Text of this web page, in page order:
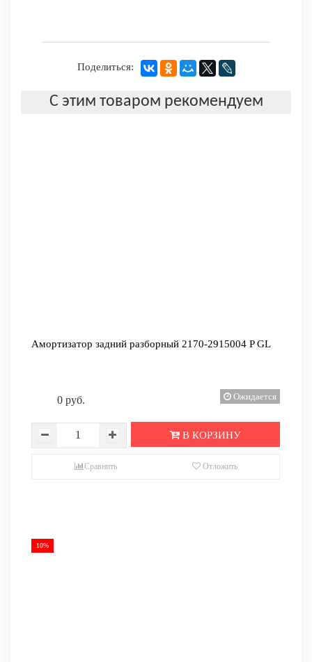
Поделиться:
С этим товаром рекомендуем
Амортизатор задний разборный 2170-2915004 P GL
0 руб. Ожидается
В КОРЗИНУ
Сравнить Отложить
10%